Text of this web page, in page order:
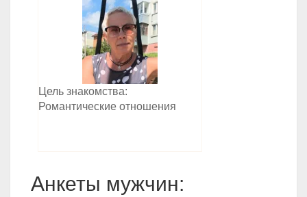
Цель знакомства:
Романтические отношения
Анкеты мужчин: